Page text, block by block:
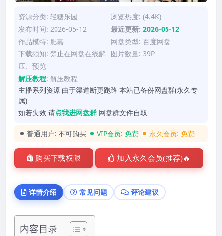
资源分类: 轻糖乐园
浏览热度: (4.4K)
发布时间: 2026-05-12
最近更新: 2026-05-12
作品模特: 肥嘉
网盘类型: 百度网盘
下载须知: 禁止在网盘在线解
压、预览
图片数量: 39P
解压教程: 解压教程
主播系列资源 由于渠道断更跑路 本站已备份网盘群(永久专
属)
如若失效 请点我进网盘群 网盘群文件自取
普通用户: 不可购买 VIP会员: 免费 永久会员: 免费
购买下载权限 加入永久会员(推荐)🔥
详情介绍 常见问题 评论建议
内容目录